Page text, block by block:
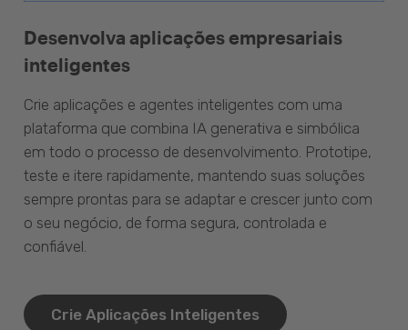
Desenvolva aplicações empresariais
inteligentes
Crie aplicações e agentes inteligentes com uma
plataforma que combina IA generativa e simbólica
em todo o processo de desenvolvimento. Prototipe,
teste e itere rapidamente, mantendo suas soluções
sempre prontas para se adaptar e crescer junto com
o seu negócio, de forma segura, controlada e
confiável.
Crie Aplicações Inteligentes